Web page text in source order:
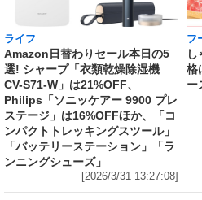
ライフ
Amazon日替わりセール本日の5
選! シャープ「衣類乾燥除湿機
CV-S71-W」は21%OFF、
Philips「ソニッケアー 9900 プレ
ステージ」は16%OFFほか、「コ
ンパクトトレッキングスツール」
「バッテリーステーション」「ラ
ンニングシューズ」
[2026/3/31 13:27:08]
フ
格
ー